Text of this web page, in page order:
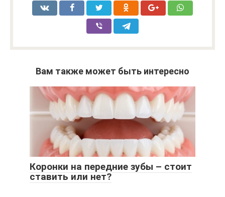
Вам также может быть интересно
Коронки на передние зубы – стоит
ставить или нет?